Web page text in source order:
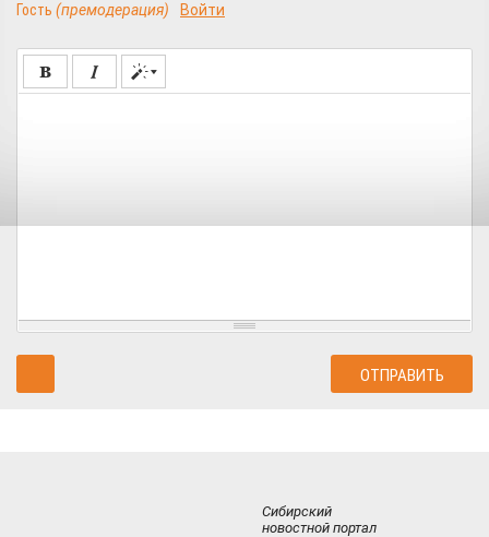
Гость (премодерация) Войти
Сибирский
новостной портал